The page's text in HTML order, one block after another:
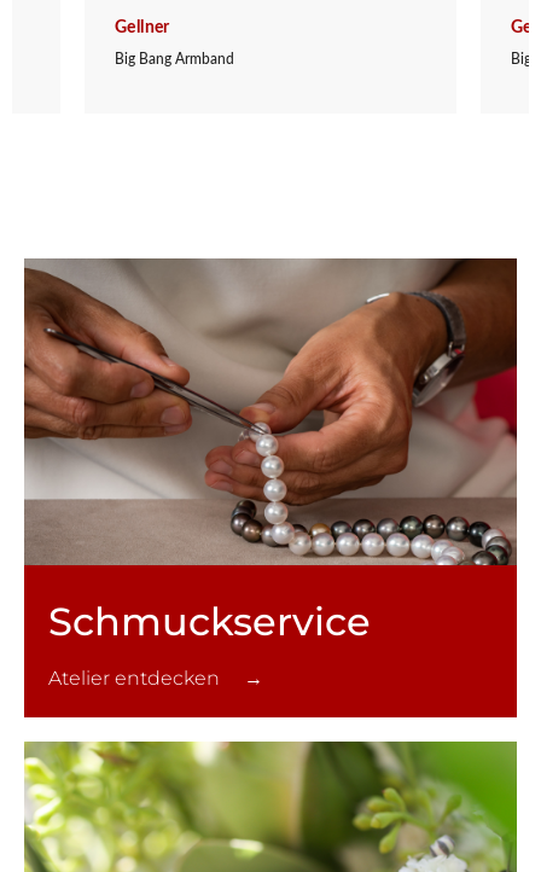
Gellner
Big Bang Armband Big
Schmuck­service
Atelier entdecken →